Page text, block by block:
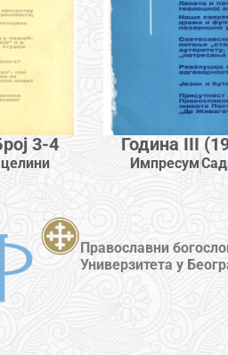
3-4 Година III
Импресум
Православни
Универзитета у